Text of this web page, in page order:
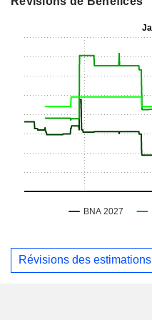
Révisions des estimations